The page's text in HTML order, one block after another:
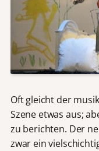
Oft gleicht der
Szene etwas aus;
zu berichten. Der
zwar ein